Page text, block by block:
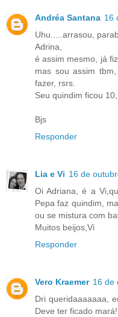
Andréa Santana 16
Uhu.....arrasou,
Adrina,
é assim mesmo, já
mas sou assim
fazer, rsrs.
Seu quindim ficou
Bjs
Responder
Lia e Vi 16 de
Oi Adriana, é a
Pepa faz quindim,
ou se mistura com
Muitos beijos,Vi
Responder
Vero Kraemer 16 de
Dri queridaaaaaaa,
Deve ter ficado